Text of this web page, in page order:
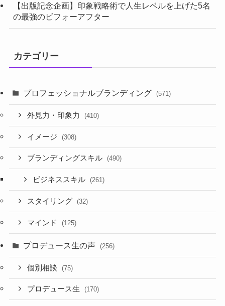
【出版記念企画】印象戦略術で人生レベルを上げた5名
の最強のビフォーアフター
カテゴリー
プロフェッショナルブランディング (571)
外見力・印象力 (410)
イメージ (308)
ブランディングスキル (490)
ビジネススキル (261)
スタイリング (32)
マインド (125)
プロデュース生の声 (256)
個別相談 (75)
プロデュース生 (170)